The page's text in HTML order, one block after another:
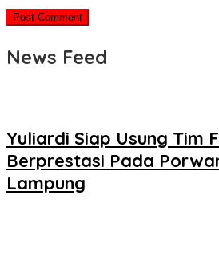
News Feed
Yuliardi Siap Usung Tim
Berprestasi Pada
Lampung